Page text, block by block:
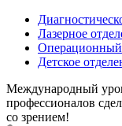
Лазерное
Детское
Международный
профессионалов
со зрением!